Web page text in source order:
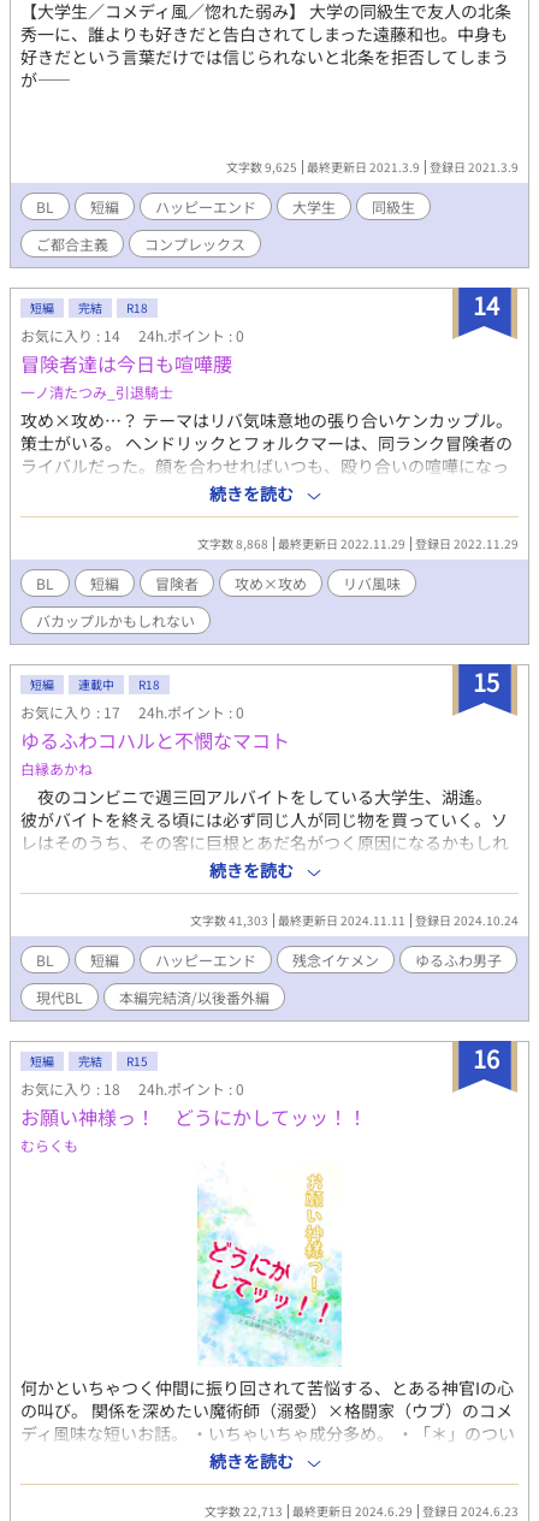
【大学生／コメディ風／惚れた弱み】 大学の同級生で友人の北条
秀一に、誰よりも好きだと告白されてしまった遠藤和也。中身も
好きだという言葉だけでは信じられないと北条を拒否してしまう
が――
文字数 9,625 最終更新日 2021.3.9 登録日 2021.3.9
BL 短編 ハッピーエンド 大学生
同級生
ご都合主義
コンプレックス
14
短編 完結 R18
お気に入り : 14 24h.ポイント : 0
冒険者達は今日も喧嘩腰
一ノ清たつみ_引退騎士
攻め×攻め…？ テーマはリバ気味意地の張り合いケンカップル。
策士がいる。 ヘンドリックとフォルクマーは、同ランク冒険者の
ライバルだった。顔を合わせればいつも、殴り合いの喧嘩になっ
た。 だがそんなある日、二人はギルドマスターによって喧嘩を禁
止され、強制的にパーティを組まされてしまう事になった。 無理
矢理同室にさせられた宿で、いつものように喧嘩になってしまう
が――？ リバの尻＊開発から発想を得た。コメディ風味のバカッ
プルのよう。短編を書け、ウェーブに乗っかりました。 頭を空っ
ぽにしてよんでください。おフェラはあるけど挿入はないよ。 ム
ーンさんにも乗っけております。
続きを読む
文字数 8,868 最終更新日 2022.11.29 登録日 2022.11.29
BL 短編 冒険者 攻め×攻め
リバ風味
バカップルかもしれない
15
短編 連載中 R18
お気に入り : 17 24h.ポイント : 0
ゆるふわコハルと不憫なマコト
白縁あかね
夜のコンビニで週三回アルバイトをしている大学生、湖遙。
彼がバイトを終える頃には必ず同じ人が同じ物を買っていく。ソ
レはそのうち、その客に巨根とあだ名がつく原因になるかもしれ
ない物で……。 モテるのにアレが大き過ぎて振られまくる残念
イケメン社会人真×『セックスは後腐れなく』がモットーのゆる
ふわ系大学生湖遙 付き合っていると思っている真とセフレだと
思っている湖遙のすれ違いコメディ風BL。 R18指定話には表記
します。 受けがモブと致している事を連想させる表現有り。
一部無理矢理表現ありますが、最終的にはハッピーエンドです。
全11話、本編完結済み。 そのうち番外編更新する、かも？
続きを読む
文字数 41,303 最終更新日 2024.11.11 登録日 2024.10.24
BL 短編 ハッピーエンド 残念イケメン
ゆるふわ男子
現代BL
本編完結済/以後番外編
16
短編 完結 R15
お気に入り : 18 24h.ポイント : 0
お願い神様っ！ どうにかしてッッ！！
むらくも
何かといちゃつく仲間に振り回されて苦悩する、とある神官Iの心
の叫び。 関係を深めたい魔術師（溺愛）×格闘家（ウブ）のコメ
ディ風味な短いお話。 ・いちゃいちゃ成分多め。 ・「＊」のつい
たお話は他に比べて背後注意度が強め。 ・元は会話比率30％の縛
りをつけて書いていたものなので、地の文がかなり少なめ。
※「お前じゃなきゃダメなんだ」後の短いお話です。
続きを読む
文字数 22,713 最終更新日 2024.6.29 登録日 2024.6.23